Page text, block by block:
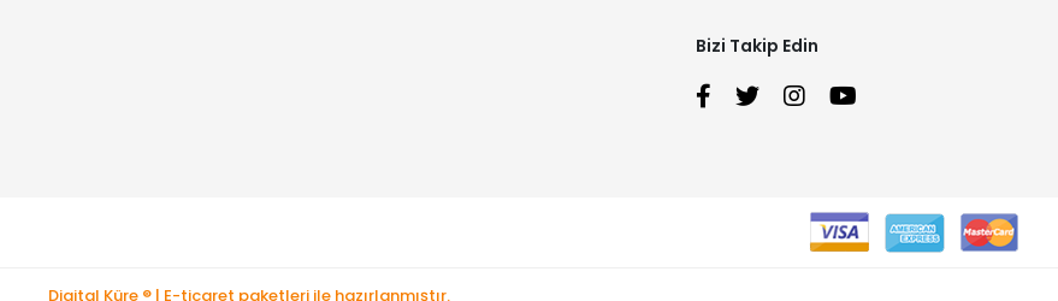
Bizi Takip Edin
Digital Küre ® | E-ticaret paketleri ile hazırlanmıştır.